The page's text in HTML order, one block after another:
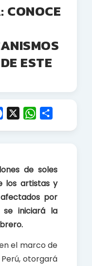
CONOCE
ESTE
o
o
k
W
A
p
p
de soles
los artistas y
por
se iniciará la
el marco de
otorgará